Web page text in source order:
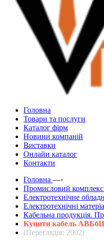
Головна
Товари та послуги
Каталог фірм
Новини компаній
Виставки
Онлайн каталог
Контакти
Головна —›
Промисловий комплекс
Електротехнічне
Електротехнічні
Кабельна продукція.
Купити кабель
(Переглядів: 2002)